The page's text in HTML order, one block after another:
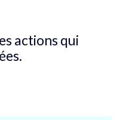
actions qui